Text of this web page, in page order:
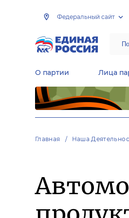
Федеральный сайт
О партии Лица
Главная Наша